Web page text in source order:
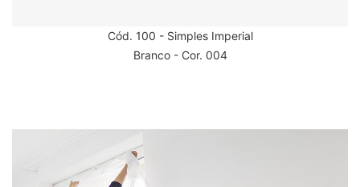
Cód. 100 - Simples Imperial
Branco - Cor. 004